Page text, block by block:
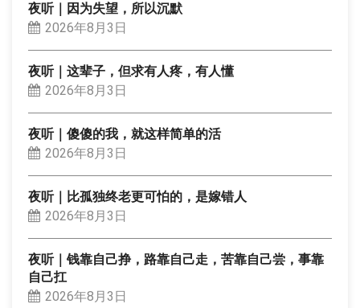
夜听｜因为失望，所以沉默
2026年8月3日
夜听｜这辈子，但求有人疼，有人懂
2026年8月3日
夜听｜傻傻的我，就这样简单的活
2026年8月3日
夜听｜比孤独终老更可怕的，是嫁错人
2026年8月3日
夜听｜钱靠自己挣，路靠自己走，苦靠自己尝，事靠
自己扛
2026年8月3日